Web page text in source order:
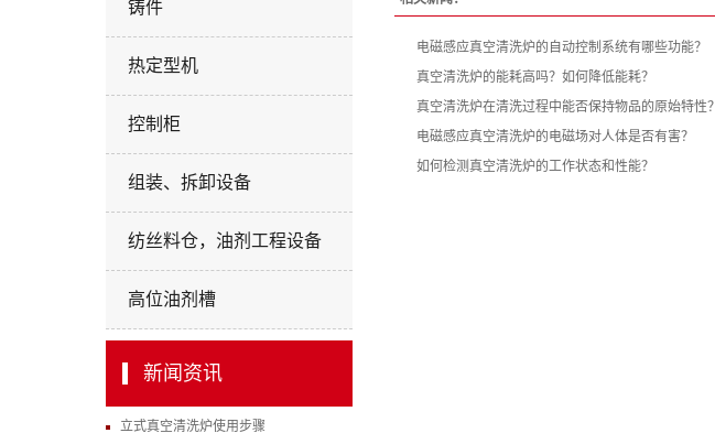
铸件
热定型机
控制柜
组装、拆卸设备
纺丝料仓，油剂工程设备
高位油剂槽
新闻资讯
立式真空清洗炉使用步骤
电磁感应真空清洗炉的自动控制系统有哪些功能？
真空清洗炉的能耗高吗？如何降低能耗？
真空清洗炉在清洗过程中能否保持物品的原始特性？
电磁感应真空清洗炉的电磁场对人体是否有害？
如何检测真空清洗炉的工作状态和性能？